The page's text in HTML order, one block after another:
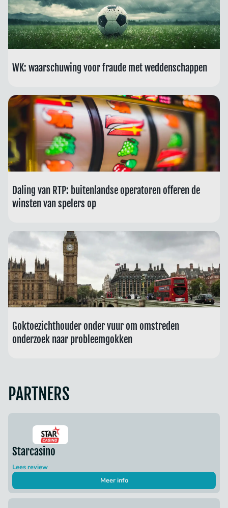
WK: waarschuwing voor fraude met weddenschappen
Daling van RTP: buitenlandse operatoren offeren de
winsten van spelers op
Goktoezichthouder onder vuur om omstreden
onderzoek naar probleemgokken
PARTNERS
Starcasino
Lees review
Meer info